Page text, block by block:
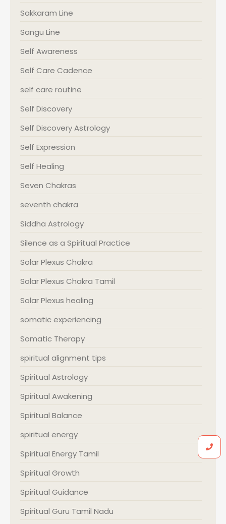
Sakkaram Line
Sangu Line
Self Awareness
Self Care Cadence
self care routine
Self Discovery
Self Discovery Astrology
Self Expression
Self Healing
Seven Chakras
seventh chakra
Siddha Astrology
Silence as a Spiritual Practice
Solar Plexus Chakra
Solar Plexus Chakra Tamil
Solar Plexus healing
somatic experiencing
Somatic Therapy
spiritual alignment tips
Spiritual Astrology
Spiritual Awakening
Spiritual Balance
spiritual energy
Spiritual Energy Tamil
Spiritual Growth
Spiritual Guidance
Spiritual Guru Tamil Nadu